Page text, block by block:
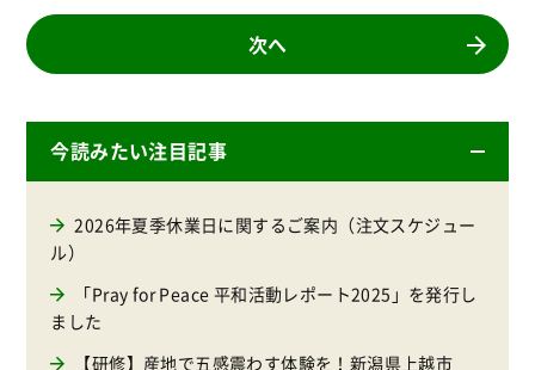
次へ
今読みたい注目記事
2026年夏季休業日に関するご案内（注文スケジュー
ル）
「Pray for Peace 平和活動レポート2025」を発行し
ました
【研修】産地で五感震わす体験を！新潟県上越市